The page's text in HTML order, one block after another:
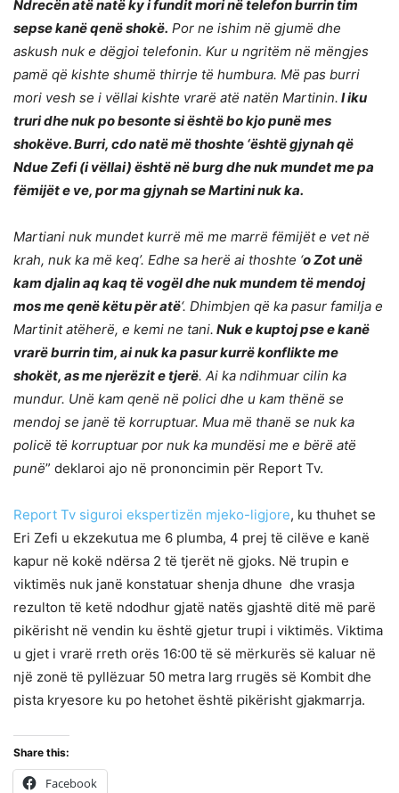
Ndrecën atë natë ky i fundit mori në telefon burrin tim
sepse kanë qenë shokë. Por ne ishim në gjumë dhe
askush nuk e dëgjoi telefonin. Kur u ngritëm në mëngjes
pamë që kishte shumë thirrje të humbura. Më pas burri
mori vesh se i vëllai kishte vrarë atë natën Martinin. I iku
truri dhe nuk po besonte si është bo kjo punë mes
shokëve. Burri, cdo natë më thoshte ‘është gjynah që
Ndue Zefi (i vëllai) është në burg dhe nuk mundet me pa
fëmijët e ve, por ma gjynah se Martini nuk ka.
Martiani nuk mundet kurrë më me marrë fëmijët e vet në
krah, nuk ka më keq’. Edhe sa herë ai thoshte ‘o Zot unë
kam djalin aq kaq të vogël dhe nuk mundem të mendoj
mos me qenë këtu për atë‘. Dhimbjen që ka pasur familja e
Martinit atëherë, e kemi ne tani. Nuk e kuptoj pse e kanë
vrarë burrin tim, ai nuk ka pasur kurrë konflikte me
shokët, as me njerëzit e tjerë. Ai ka ndihmuar cilin ka
mundur. Unë kam qenë në polici dhe u kam thënë se
mendoj se janë të korruptuar. Mua më thanë se nuk ka
policë të korruptuar por nuk ka mundësi me e bërë atë
punë” deklaroi ajo në prononcimin për Report Tv.
Report Tv siguroi ekspertizën mjeko-ligjore, ku thuhet se
Eri Zefi u ekzekutua me 6 plumba, 4 prej të cilëve e kanë
kapur në kokë ndërsa 2 të tjerët në gjoks. Në trupin e
viktimës nuk janë konstatuar shenja dhune dhe vrasja
rezulton të ketë ndodhur gjatë natës gjashtë ditë më parë
pikërisht në vendin ku është gjetur trupi i viktimës. Viktima
u gjet i vrarë rreth orës 16:00 të së mërkurës së kaluar në
një zonë të pyllëzuar 50 metra larg rrugës së Kombit dhe
pista kryesore ku po hetohet është pikërisht gjakmarrja.
Share this:
Facebook